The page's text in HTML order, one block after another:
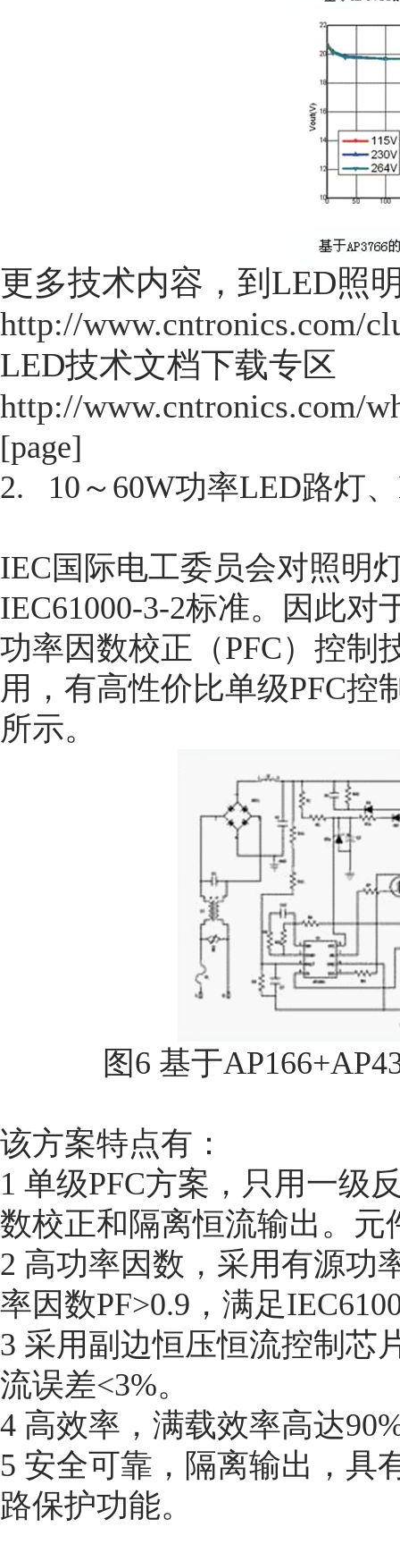
更多技术内容，到LED照
http://www.cntronics.com/
LED技术文档下载专区
http://www.cntronics.com/
[page]
2. 10～60W功率LED路灯
IEC国际电工委员会对照明
IEC61000-3-2标准。因此
功率因数校正（PFC）控制
用，有高性价比单级PFC控
所示。
图6 基于
该方案特点有：
1 单级PFC方案，只用一级
数校正和隔离恒流输出。
2 高功率因数，采用有源功
率因数PF>0.9，满足
3 采用副边恒压恒流控制芯
流误差<3%。
4 高效率，满载效率高达
5 安全可靠，隔离输出，具
路保护功能。